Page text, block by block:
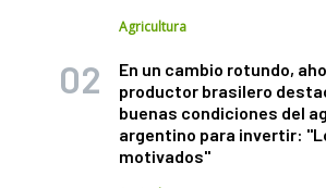
Agricultura
En un cambio rotundo,
productor brasilero
buenas condiciones del
argentino para invertir:
motivados"